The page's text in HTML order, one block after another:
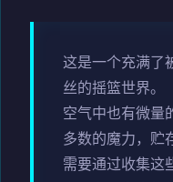
这是一个充满了
丝的摇篮世界。
空气中也有微量
多数的魔力，贮
需要通过收集这